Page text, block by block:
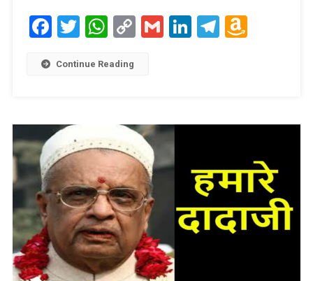
Facebook
Twitter
WhatsApp
CopyGmailLinkedIn
Telegram
Continue Reading